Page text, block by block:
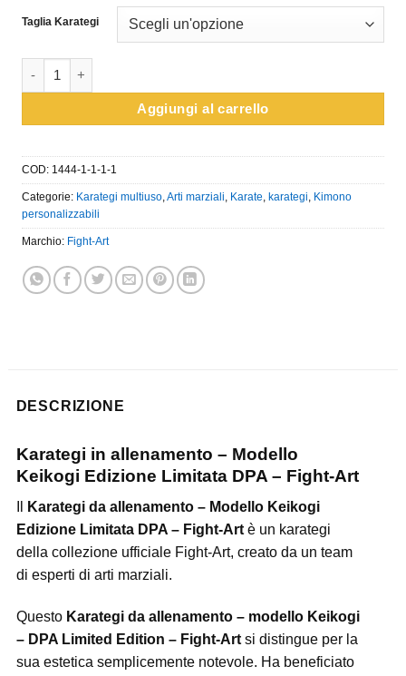
Taglia Karategi
Karategi in allenamento - Modello Keikogi Edizione Limitata
Aggiungi al carrello
COD: 1444-1-1-1-1
Categorie: Karategi multiuso,Arti marziali, Karate, karategi, Kimono
personalizzabili
Marchio: Fight-Art
DESCRIZIONE
Karategi in allenamento – Modello
Keikogi Edizione Limitata DPA – Fight-Art
Karategi da allenamento – Modello Keikogi
Edizione Limitata DPA – Fight-Artè un karategi
della collezione ufficiale Fight-Art, creato da un team
di esperti di arti marziali.
Questo Karategi da allenamento – modello Keikogi
– DPA Limited Edition – Fight-Artsi distingue per la
sua estetica semplicemente notevole. Ha beneficiato